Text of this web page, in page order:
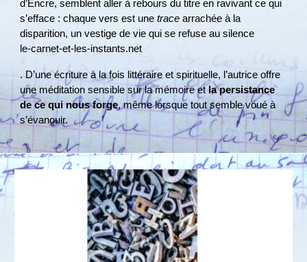
d’Encre, semblent aller à rebours du titre en ravivant ce qui
s’efface : chaque vers est unetrace arrachée à la
disparition, un vestige de vie qui se refuse au silence​
le-carnet-et-les-instants.net
. D’une écriture à la fois littéraire et spirituelle, l’autrice offre
une méditation sensible sur la mémoire etla persistance
de ce qui nous forge, même lorsque tout semble voué à
s’évanouir.